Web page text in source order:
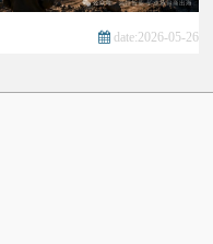
date:2026-05-26